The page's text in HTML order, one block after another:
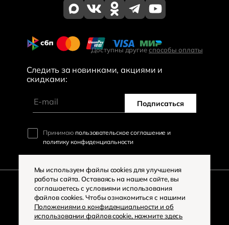
Мы используем файлы cookies для улучшения
работы сайта. Оставаясь на нашем сайте, вы
соглашаетесь с условиями использования
файлов cookies. Чтобы ознакомиться с нашими
Положениями о конфиденциальности и об
использовании файлов cookie, нажмите здесь
Следить за новинками, акциями и
скидками:
Подписаться
Принимаю пользовательское соглашение и
политику конфиденциальности
Доступны другиеспособы оплаты
Политика конфиденциальности
2026 «Большая Мода»